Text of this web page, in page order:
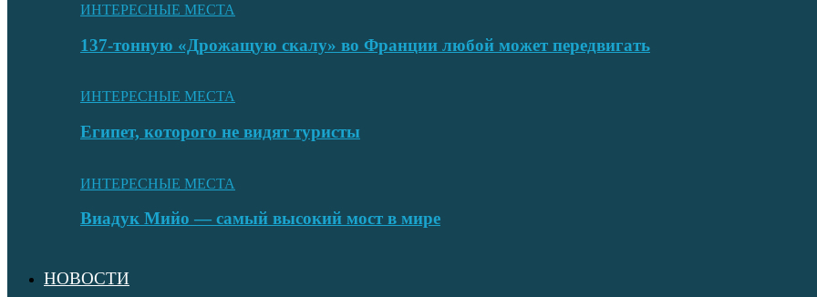
ИНТЕРЕСНЫЕ МЕСТА
137-тонную «Дрожащую скалу» во Франции любой может передвигать
ИНТЕРЕСНЫЕ МЕСТА
Египет, которого не видят туристы
ИНТЕРЕСНЫЕ МЕСТА
Виадук Мийо — самый высокий мост в мире
НОВОСТИ